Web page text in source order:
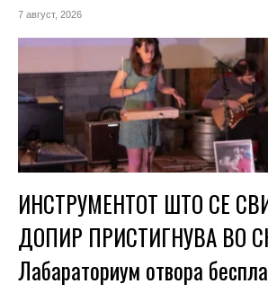
7 август, 2026
ИНСТРУМЕНТОТ ШТО СЕ
ДОПИР ПРИСТИГНУВА ВО
Лабараториум отвора